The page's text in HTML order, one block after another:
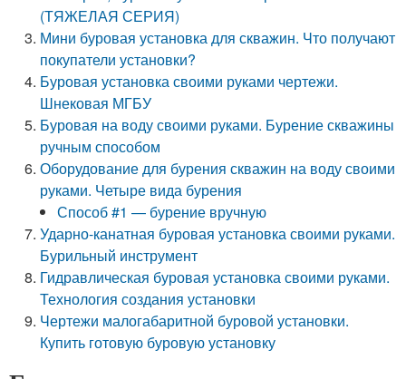
(ТЯЖЕЛАЯ СЕРИЯ)
Мини буровая установка для скважин. Что получают
покупатели установки?
Буровая установка своими руками чертежи.
Шнековая МГБУ
Буровая на воду своими руками. Бурение скважины
ручным способом
Оборудование для бурения скважин на воду своими
руками. Четыре вида бурения
Способ #1 — бурение вручную
Ударно-канатная буровая установка своими руками.
Бурильный инструмент
Гидравлическая буровая установка своими руками.
Технология создания установки
Чертежи малогабаритной буровой установки.
Купить готовую буровую установку